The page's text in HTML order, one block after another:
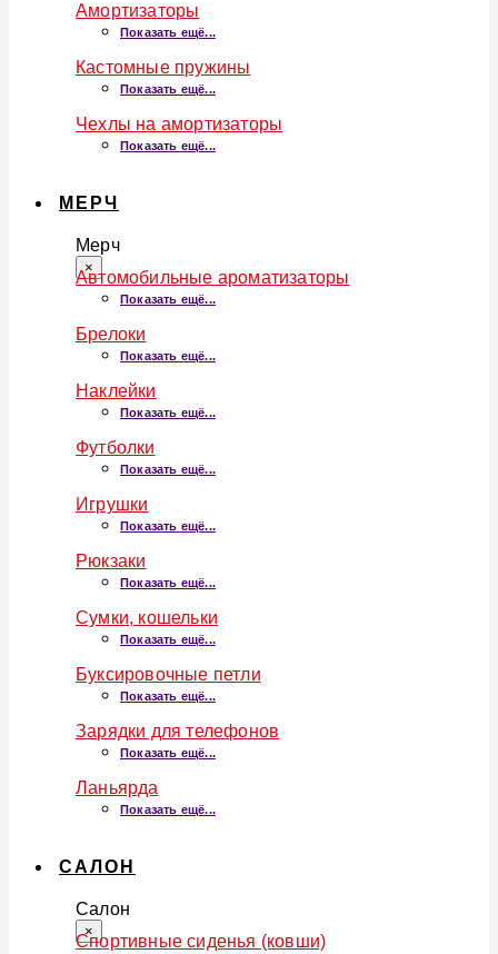
Амортизаторы
Показать ещё...
Кастомные пружины
Показать ещё...
Чехлы на амортизаторы
Показать ещё...
МЕРЧ
Мерч
×
Автомобильные ароматизаторы
Показать ещё...
Брелоки
Показать ещё...
Наклейки
Показать ещё...
Футболки
Показать ещё...
Игрушки
Показать ещё...
Рюкзаки
Показать ещё...
Сумки, кошельки
Показать ещё...
Буксировочные петли
Показать ещё...
Зарядки для телефонов
Показать ещё...
Ланьярда
Показать ещё...
САЛОН
Салон
×
Спортивные сиденья (ковши)